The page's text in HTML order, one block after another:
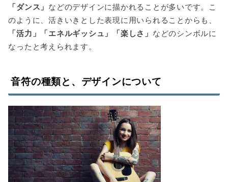
「ダンス」 などのデザインに描かれることが多いです。こ
のように、活きいきとした表現に用いられることからも、
「活力」「エネルギッシュ」「楽しさ」 などのシンボルに
なったと考えられます。
音符の種類と、デザインについて